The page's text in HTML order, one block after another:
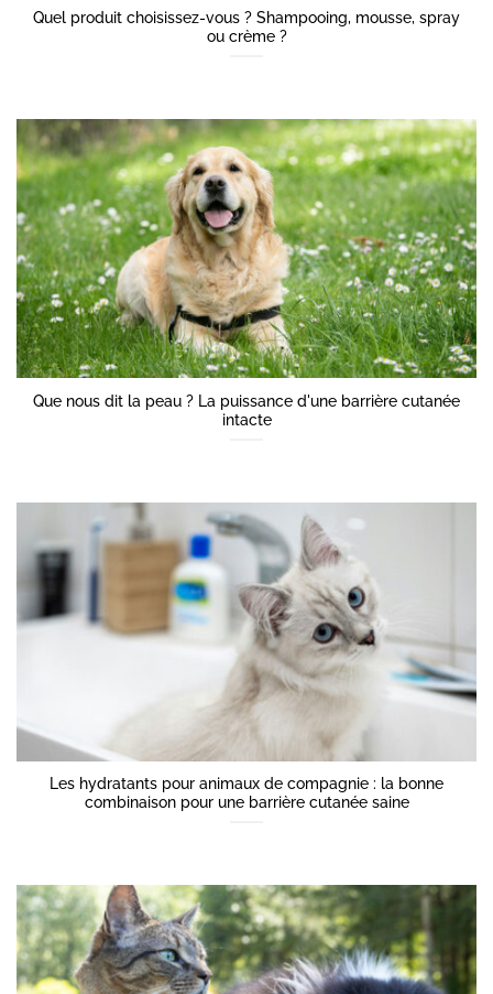
Quel produit choisissez-vous ? Shampooing, mousse, spray
ou crème ?
Que nous dit la peau ? La puissance d'une barrière cutanée
intacte
Les hydratants pour animaux de compagnie : la bonne
combinaison pour une barrière cutanée saine